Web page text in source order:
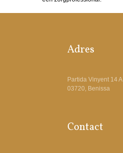
Adres
Partida Vinyent 14 A
03720, Benissa
Contact